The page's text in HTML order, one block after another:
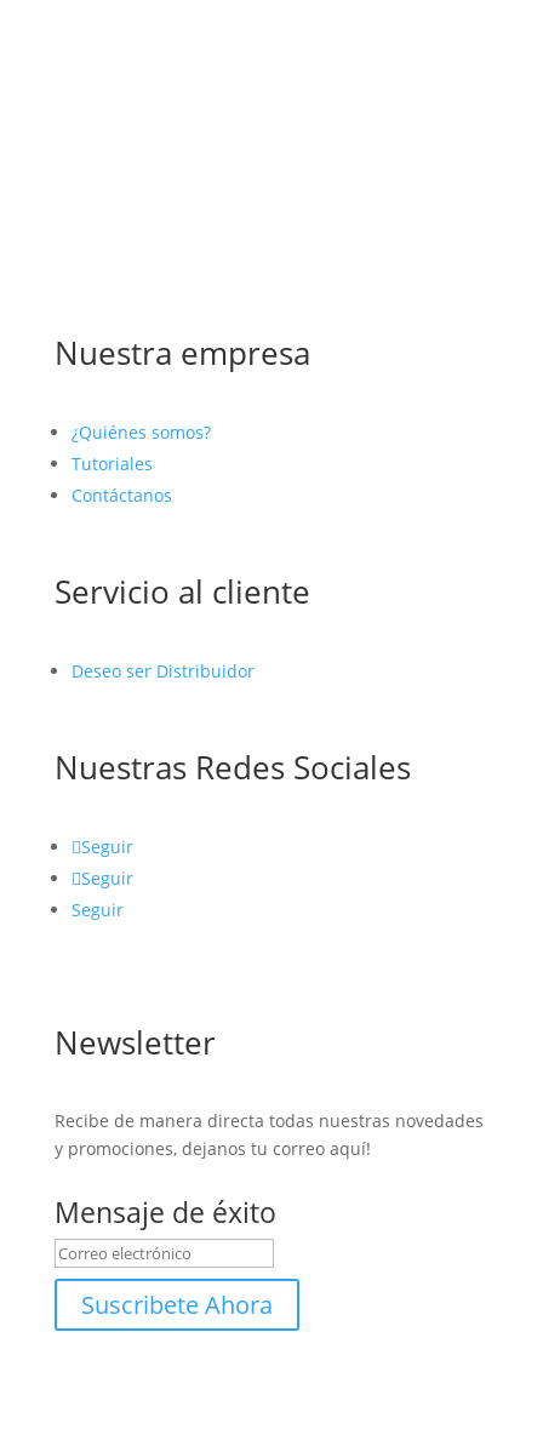
Nuestra empresa
¿Quiénes somos?
Tutoriales
Contáctanos
Servicio al cliente
Deseo ser Distribuidor
Nuestras Redes Sociales
Seguir
Seguir
Seguir
Newsletter
Recibe de manera directa todas nuestras novedades
y promociones, dejanos tu correo aquí!
Mensaje de éxito
Suscribete Ahora